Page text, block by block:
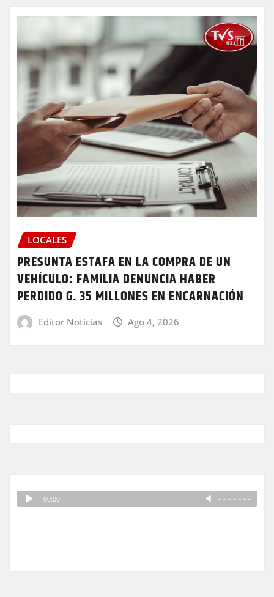
LOCALES
PRESUNTA ESTAFA EN LA COMPRA DE UN
VEHÍCULO: FAMILIA DENUNCIA HABER
PERDIDO G. 35 MILLONES EN ENCARNACIÓN
Editor Noticias Ago 4, 2026